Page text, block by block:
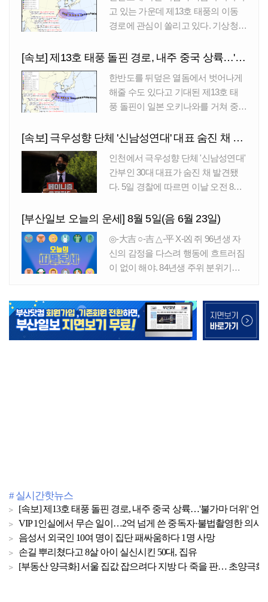
# 실시간핫뉴스
[속보] 제13호 태풍 돌핀 경로, 내주 중국 상륙…'불가마 더위' 언
VIP 1인실에서 무슨 일이…2억 넘게 쓴 중독자·불법촬영한 의사
음성서 외국인 10여 명이 집단 패싸움하다 1명 사망
손길 뿌리쳤다고 8살 아이 실신시킨 50대, 집유
[부동산 양극화] 서울 집값 잡으려다 지방 다 죽을 판… 초양극화